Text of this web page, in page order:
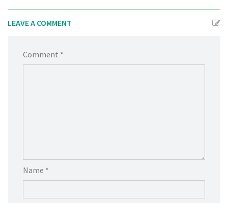
LEAVE A COMMENT
Comment *
Name *